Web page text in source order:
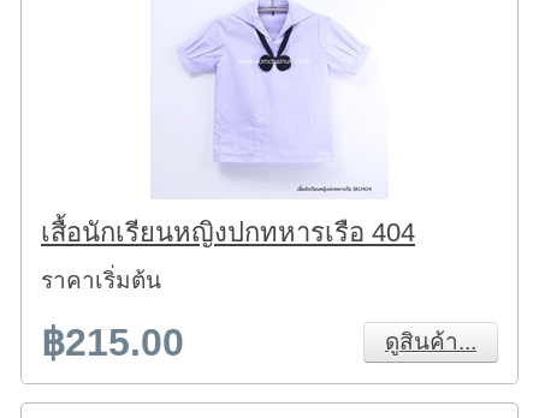
เสื้อนักเรียนหญิงปกทหารเรือ 404
ราคาเริ่มต้น
฿215.00 ดูสินค้า...